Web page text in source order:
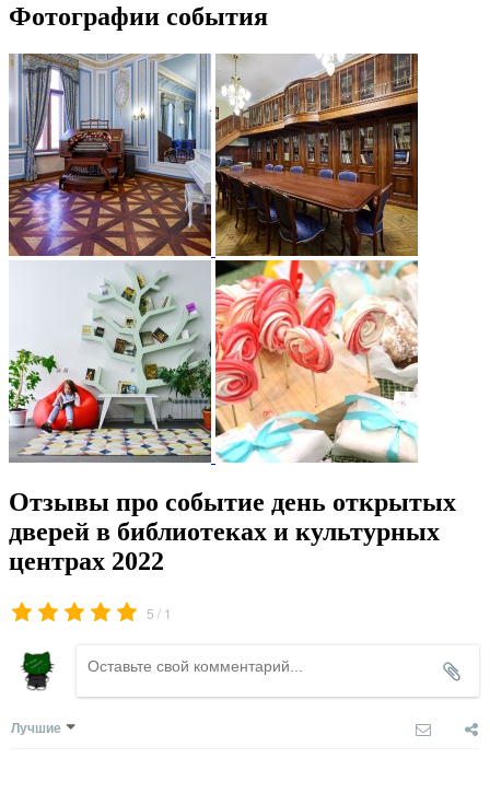
Фотографии события
Отзывы про событие день открытых
дверей в библиотеках и культурных
центрах 2022
5 / 1
Лучшие